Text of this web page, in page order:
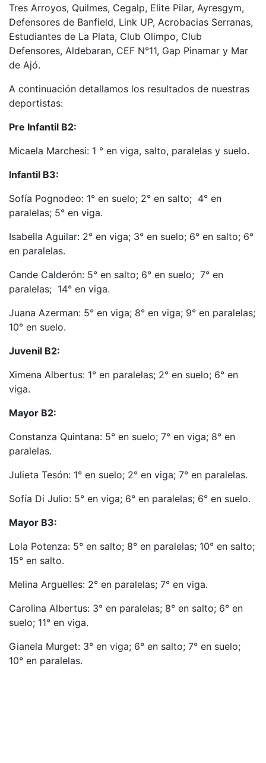
Tres Arroyos, Quilmes, Cegalp, Elite Pilar, Ayresgym,
Defensores de Banfield, Link UP, Acrobacias Serranas,
Estudiantes de La Plata, Club Olimpo, Club
Defensores, Aldebaran, CEF N°11, Gap Pinamar y Mar
de Ajó.
A continuación detallamos los resultados de nuestras
deportistas:
Pre Infantil B2:
Micaela Marchesi: 1 ° en viga, salto, paralelas y suelo.
Infantil B3:
Sofía Pognodeo: 1° en suelo; 2° en salto; 4° en
paralelas; 5° en viga.
Isabella Aguilar: 2° en viga; 3° en suelo; 6° en salto; 6°
en paralelas.
Cande Calderón: 5° en salto; 6° en suelo; 7° en
paralelas; 14° en viga.
Juana Azerman: 5° en viga; 8° en viga; 9° en paralelas;
10° en suelo.
Juvenil B2:
Ximena Albertus: 1° en paralelas; 2° en suelo; 6° en
viga.
Mayor B2:
Constanza Quintana: 5° en suelo; 7° en viga; 8° en
paralelas.
Julieta Tesón: 1° en suelo; 2° en viga; 7° en paralelas.
Sofía Di Julio: 5° en viga; 6° en paralelas; 6° en suelo.
Mayor B3:
Lola Potenza: 5° en salto; 8° en paralelas; 10° en salto;
15° en salto.
Melina Arguelles: 2° en paralelas; 7° en viga.
Carolina Albertus: 3° en paralelas; 8° en salto; 6° en
suelo; 11° en viga.
Gianela Murget: 3° en viga; 6° en salto; 7° en suelo;
10° en paralelas.